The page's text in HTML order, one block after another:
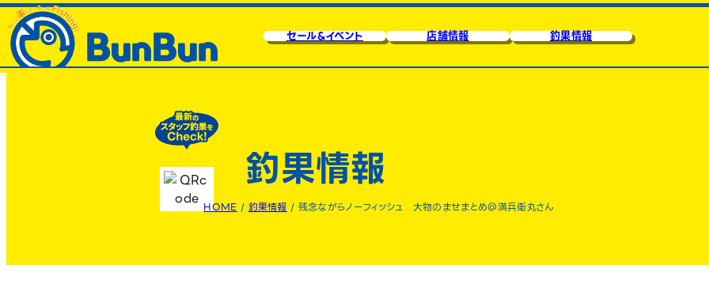
セール&イベント 店舗情報 釣果情報
釣果情報
HOME / 釣果情報 / 残念ながらノーフィッシュ 大物のませまとめ＠満兵衛丸さん